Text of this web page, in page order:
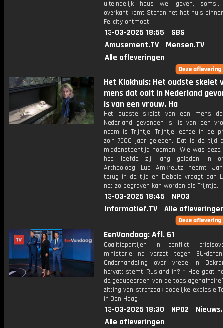
uiteindelijk heus wel geven,
overkant komt Stefan net het huis
Felicity ontmoet.
13-03-2025 18:55
SBS
Amusement.TV
Mensen.TV
Alle afleveringen
Het Klokhuis: Het oudste skelet
mens dat ooit in Nederland
is van een vrouw. Ha
Het oudste skelet van een mens
Nederland gevonden is, is van een
naam is Trijntje. Trijntje leefde in de
zo'n 7500 jaar geleden. Dat is de tijd
middensteentijd noemen. Wie was
hoe leefde zij lang geleden in
Archeoloog Luc Amkreutz neemt
terug in de tijd en Debbie vraagt aan
net zo begraven kan worden als Trijntje.
13-03-2025 18:45
NPO3
Informatief.TV
Alle
EenVandaag: Afl. 61
Coalitiepartijen in conflict:
ministerie na verzet tegen EU-
Onderhandeling over vrede in
hervat: stemt Rusland in? * Hoe gaat
de gedupeerden van de
zitting van strafzaak dodelijke explosie
in Den Haag
13-03-2025 18:30 NPO2
Alle afleveringen